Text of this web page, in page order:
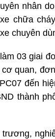
nhân
chữa
chuyên
03 giai
quan,
đến
thành